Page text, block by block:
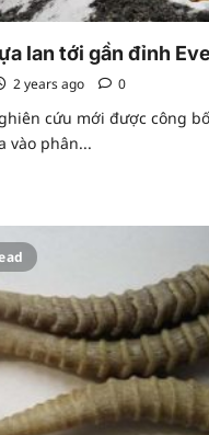
lan tới gần đỉnh
2 years ago 0
cứu mới được công
vào phân...